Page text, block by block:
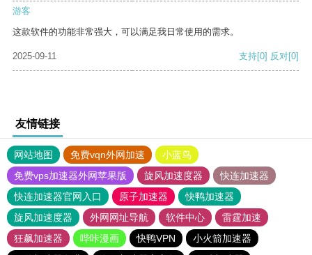
游客
这款软件的功能非常强大，可以满足我日常使用的需求。
2025-09-11 支持[0] 反对[0]
友情链接
网站地图 免费vqn外网加速
小蓝鸟
免费vps加速器外网苹果版
旋风加速度器
快连加速器
快连加速器官网入口
原子加速器
快鸭加速器
旋风加速度器
外网网址导航 软件中心
雷霆加速
狂飙加速器
哔咔漫画 快鸭VPN
小火箭加速器